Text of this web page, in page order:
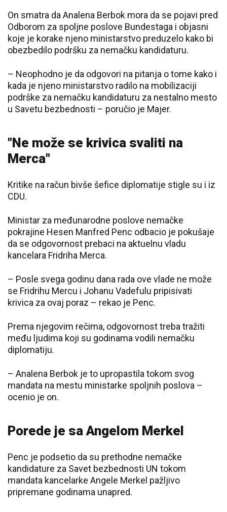
On smatra da Analena Berbok mora da se pojavi pred
Odborom za spoljne poslove Bundestaga i objasni
koje je korake njeno ministarstvo preduzelo kako bi
obezbedilo podršku za nemačku kandidaturu.
– Neophodno je da odgovori na pitanja o tome kako i
kada je njeno ministarstvo radilo na mobilizaciji
podrške za nemačku kandidaturu za nestalno mesto
u Savetu bezbednosti – poručio je Majer.
"Ne može se krivica svaliti na
Merca"
Kritike na račun bivše šefice diplomatije stigle su i iz
CDU.
Ministar za međunarodne poslove nemačke
pokrajine Hesen Manfred Penc odbacio je pokušaje
da se odgovornost prebaci na aktuelnu vladu
kancelara Fridriha Merca.
– Posle svega godinu dana rada ove vlade ne može
se Fridrihu Mercu i Johanu Vadefulu pripisivati
krivica za ovaj poraz – rekao je Penc.
Prema njegovim rečima, odgovornost treba tražiti
među ljudima koji su godinama vodili nemačku
diplomatiju.
– Analena Berbok je to upropastila tokom svog
mandata na mestu ministarke spoljnih poslova –
ocenio je on.
Porede je sa Angelom Merkel
Penc je podsetio da su prethodne nemačke
kandidature za Savet bezbednosti UN tokom
mandata kancelarke Angele Merkel pažljivo
pripremane godinama unapred.